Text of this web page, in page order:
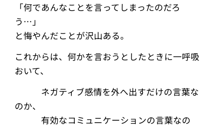
「何であんなことを言ってしまったのだろ
う…」
と悔やんだことが沢山ある。
これからは、何かを言おうとしたときに一呼吸
おいて、
ネガティブ感情を外へ出すだけの言葉な
のか、
有効なコミュニケーションの言葉なの